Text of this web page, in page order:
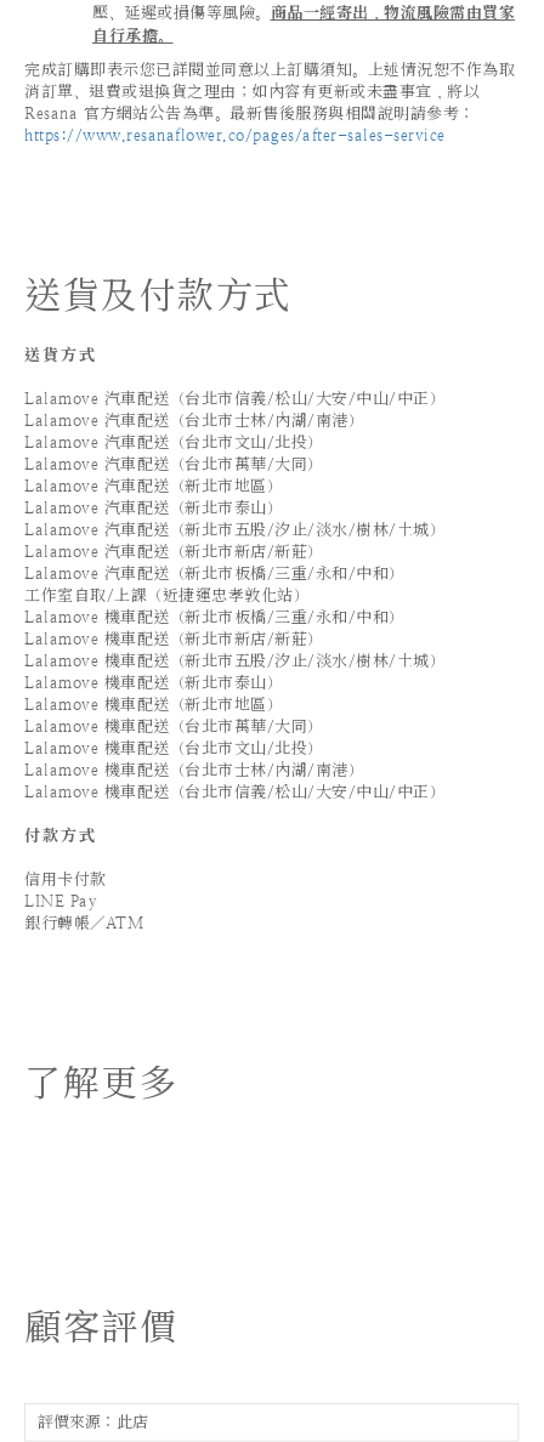
壓、延遲或損傷等風險。 商品一經寄出，物流風險需由買家
自行承擔。
完成訂購即表示您已詳閱並同意以上訂購須知。上述情況恕不作為取
消訂單、退費或退換貨之理由；如內容有更新或未盡事宜，將以
Resana 官方網站公告為準。最新售後服務與相關說明請參考：
https://www.resanaflower.co/pages/after-sales-service
送貨及付款方式
送貨方式
Lalamove 汽車配送（台北市信義/松山/大安/中山/中正）
Lalamove 汽車配送（台北市士林/內湖/南港）
Lalamove 汽車配送（台北市文山/北投）
Lalamove 汽車配送（台北市萬華/大同）
Lalamove 汽車配送（新北市地區）
Lalamove 汽車配送（新北市泰山）
Lalamove 汽車配送（新北市五股/汐止/淡水/樹林/土城）
Lalamove 汽車配送（新北市新店/新莊）
Lalamove 汽車配送（新北市板橋/三重/永和/中和）
工作室自取/上課（近捷運忠孝敦化站）
Lalamove 機車配送（新北市板橋/三重/永和/中和）
Lalamove 機車配送（新北市新店/新莊）
Lalamove 機車配送（新北市五股/汐止/淡水/樹林/土城）
Lalamove 機車配送（新北市泰山）
Lalamove 機車配送（新北市地區）
Lalamove 機車配送（台北市萬華/大同）
Lalamove 機車配送（台北市文山/北投）
Lalamove 機車配送（台北市士林/內湖/南港）
Lalamove 機車配送（台北市信義/松山/大安/中山/中正）
付款方式
信用卡付款
LINE Pay
銀行轉帳／ATM
了解更多
顧客評價